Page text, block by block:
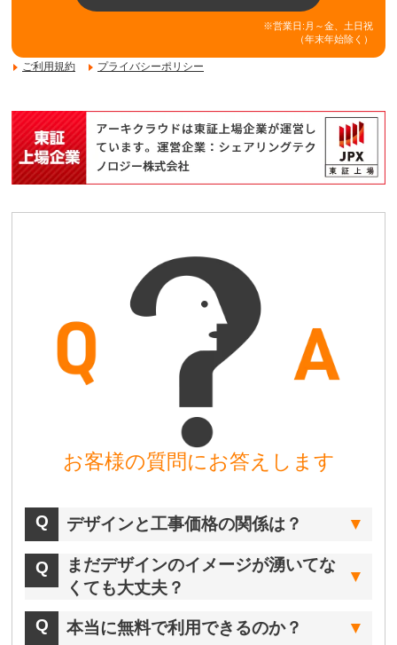
※営業日:月～金、土日祝
（年末年始除く）
ご利用規約 プライバシーポリシー
お客様の質問にお答えします
デザインと工事価格の関係は？
まだデザインのイメージが湧いてな
くても大丈夫？
本当に無料で利用できるのか？